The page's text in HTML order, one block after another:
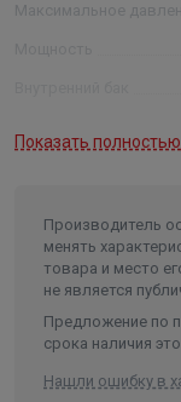
перегрева
● Белоснежное
● Легкая
Максимальное
элементы
Тип управления
Сенсорная панель
Регулировка
Предохранительный
Показать полностью
Производитель
менять
товара и место
не является
Предложение по
срока наличия
Нашли ошибку в